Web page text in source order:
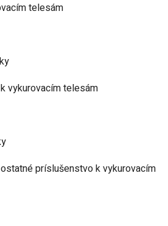
telesám
vykurovacím telesám
príslušenstvo k vykurovacím